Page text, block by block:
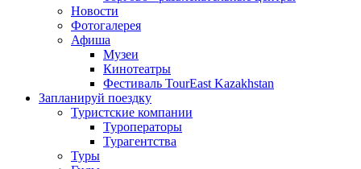
Новости
Фотогалерея
Афиша
Музеи
Кинотеатры
Фестиваль TourEast Kazakhstan
Запланируй поездку
Туристские компании
Туроператоры
Турагентства
Туры